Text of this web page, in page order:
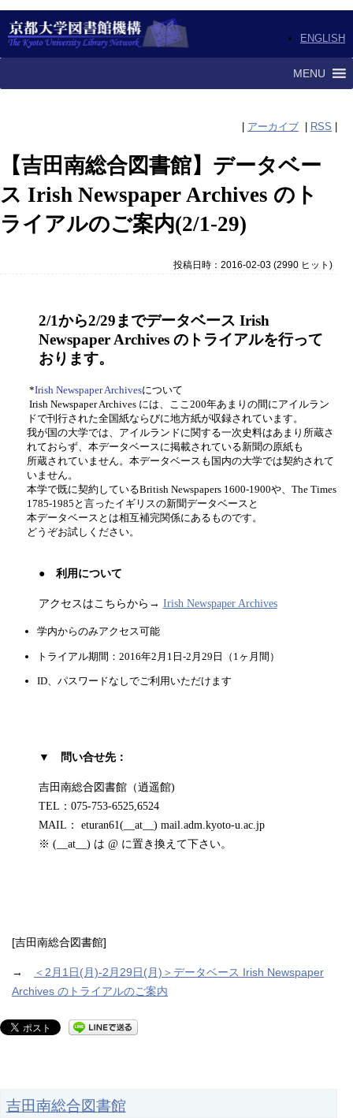
ENGLISH
MENU
アーカイブ RSS
【吉田南総合図書館】データベー
ス Irish Newspaper Archives のト
ライアルのご案内(2/1-29)
投稿日時：2016-02-03(2990 ヒット )
2/1から2/29までデータベース Irish
Newspaper Archives のトライアルを行って
おります。
*Irish Newspaper Archivesについて
Irish Newspaper Archives には、ここ200年あまりの間にアイルラン
ドで刊行された全国紙ならびに地方紙が収録されています。
我が国の大学では、アイルランドに関する一次史料はあまり所蔵さ
れておらず、本データベースに掲載されている新聞の原紙も
所蔵されていません。本データベースも国内の大学では契約されて
いません。
本学で既に契約しているBritish Newspapers 1600-1900や、The Times
1785-1985と言ったイギリスの新聞データベースと
本データベースとは相互補完関係にあるものです。
どうぞお試しください。
● 利用について
アクセスはこちらから→ Irish Newspaper Archives
学内からのみアクセス可能
トライアル期間：2016年2月1日-2月29日（1ヶ月間）
ID、パスワードなしでご利用いただけます
▼ 問い合せ先：
吉田南総合図書館（逍遥館)
TEL：075-753-6525,6524
MAIL： eturan61(__at__) mail.adm.kyoto-u.ac.jp
※ (__at__) は @ に置き換えて下さい。
[吉田南総合図書館]
→
＜2月1日(月)-2月29日(月)＞データベース Irish Newspaper
Archives のトライアルのご案内
吉田南総合図書館